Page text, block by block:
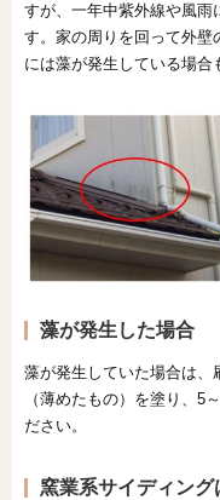
すが、一年中紫外線や風雨
す。家の周りを回って外壁
には藻が発生している場合
藻が発生した場合
藻が発生していた場合は、
（薄めたもの）を塗り、5
ださい。
窯業系サイディン